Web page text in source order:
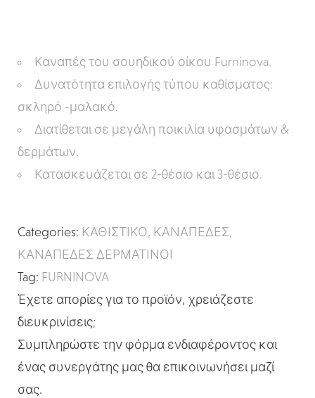
Καναπές του σουηδικού οίκου Furninova.
Δυνατότητα επιλογής τύπου καθίσματος:
σκληρό -μαλακό.
Διατίθεται σε μεγάλη ποικιλία υφασμάτων &
δερμάτων.
Κατασκευάζεται σε 2-θέσιο και 3-θέσιο.
Categories: ΚΑΘΙΣΤΙΚΟ, ΚΑΝΑΠΕΔΕΣ,
ΚΑΝΑΠΕΔΕΣ ΔΕΡΜΑΤΙΝΟΙ
Tag: FURNINOVA
Έχετε απορίες για το προϊόν, χρειάζεστε
διευκρινίσεις;
Συμπληρώστε την φόρμα ενδιαφέροντος και
ένας συνεργάτης μας θα επικοινωνήσει μαζί
σας.